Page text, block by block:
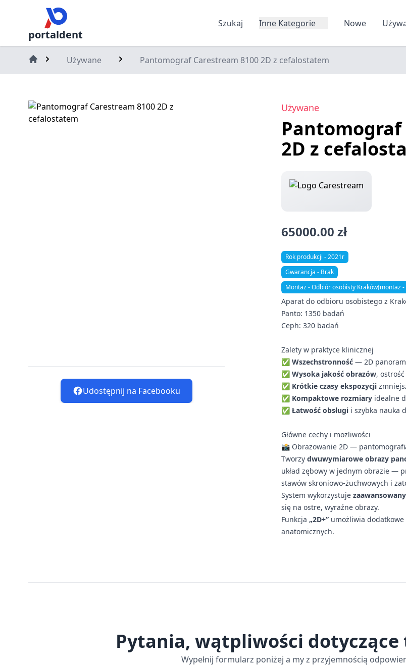
portaldent
Szukaj Inne Kategorie Nowe
Używane Pantomograf Carestream 8100 2D z cefalostatem
Udostępnij na Facebooku
Używane
Pantomograf
2D z
65000.00 zł
Rok produkcji - 2021r
Gwarancja - Brak
Montaż - Odbiór osobisty Kraków(montaż
Aparat do odbioru osobistego z
Panto: 1350 badań
Ceph: 320 badań
Zalety w praktyce klinicznej
✅Wszechstronność — 2D
✅Wysoka jakość obrazów,
✅ Krótkie czasy ekspozycji
✅ Kompaktowe rozmiary idealne
✅Łatwość obsługi i szybka nauka
Główne cechy i możliwości
📸 Obrazowanie 2D —
Tworzydwuwymiarowe obrazy
układ zębowy w jednym obrazie —
stawów skroniowo-żuchwowych i
System wykorzystuje
się na ostre, wyraźne obrazy.
Funkcja„2D+” umożliwia
anatomicznych.
Pytania, wątpliwości
Wypełnij formularz poniżej a my z przyjemnością